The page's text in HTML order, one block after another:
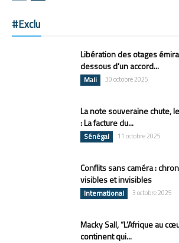
#Exclu
Libération des otages
dessous d’un accord...
Mali 30 octobre 2025
La note souveraine chute,
: La facture du...
Sénégal 11 octobre 2025
Conflits sans caméra :
visibles et invisibles
International 3 octobre 2025
Macky Sall, “L’Afrique au
continent qui...